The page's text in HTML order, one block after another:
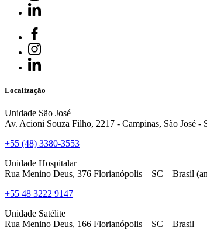
Localização
Unidade São José
Av. Acioni Souza Filho, 2217 - Campinas, São José -
+55 (48) 3380-3553
Unidade Hospitalar
Rua Menino Deus, 376 Florianópolis – SC – Brasil
+55 48 3222 9147
Unidade Satélite
Rua Menino Deus, 166 Florianópolis – SC – Brasil